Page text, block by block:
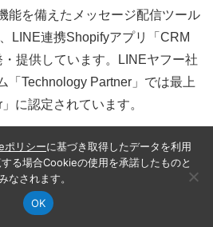
能を備えたメッセージ配信ツール
LINE連携Shopifyアプリ「CRM
提供しています。LINEヤフー社
「Technology Partner」では最上
に認定されています。
スサイトを見る
シェア
ポリシーに基づき取得したデータを利用
る場合Cookieの使用を承諾したものと
なされます。
OK